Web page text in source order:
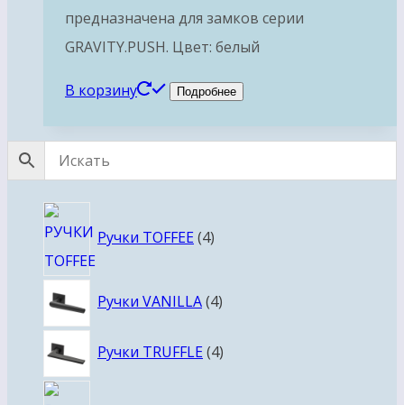
предназначена для замков серии
GRAVITY.PUSH. Цвет: белый
В корзину Подробнее
Ручки TOFFEE 4товара
Ручки VANILLA 44
Ручки TRUFFLE 44